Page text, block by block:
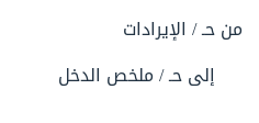
من حـ / الإيرادات
إلى حـ / ملخص الدخل